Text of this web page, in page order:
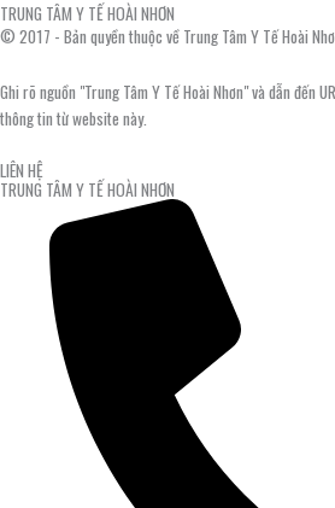
TRUNG TÂM Y TẾ HOÀI NHƠN
© 2017 - Bản quyền thuộc về Trung Tâm Y Tế Hoài
Ghi rõ nguồn "Trung Tâm Y Tế Hoài Nhơn" và dẫn đến
thông tin từ website này.
LIÊN HỆ
TRUNG TÂM Y TẾ HOÀI NHƠN